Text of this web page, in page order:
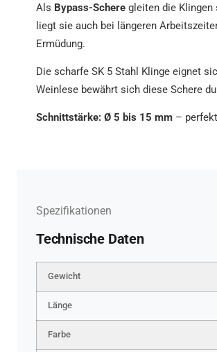
Als Bypass-Schere gleiten die
liegt sie auch bei längeren
Ermüdung.
Die scharfe SK 5 Stahl Klinge eignet
Weinlese bewährt sich diese Schere
Schnittstärke: Ø 5 bis 15 mm –
Spezifikationen
Technische Daten
Gewicht
Länge
Farbe